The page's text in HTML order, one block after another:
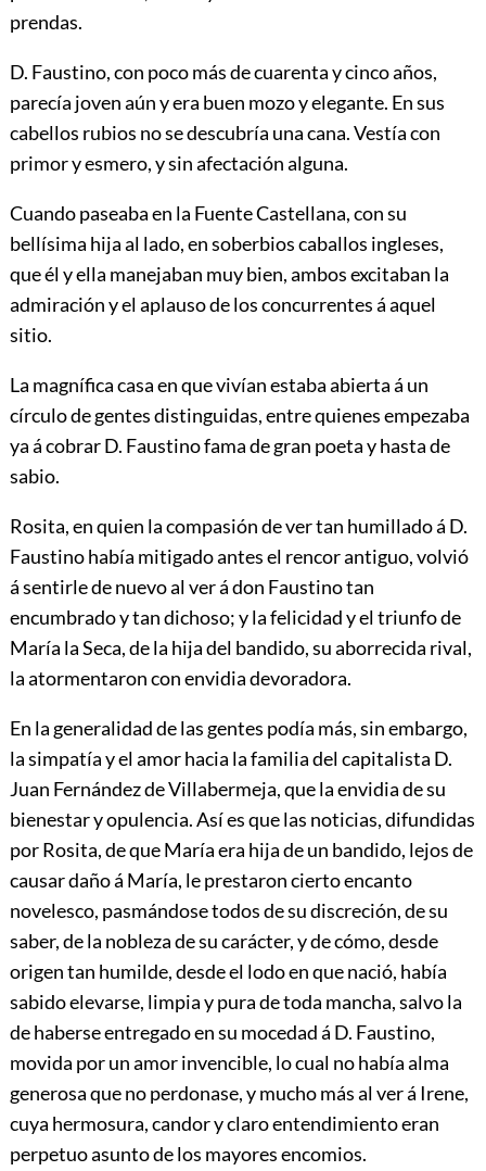
prendas.
D. Faustino, con poco más de cuarenta y cinco años,
parecía joven aún y era buen mozo y elegante. En sus
cabellos rubios no se descubría una cana. Vestía con
primor y esmero, y sin afectación alguna.
Cuando paseaba en la Fuente Castellana, con su
bellísima hija al lado, en soberbios caballos ingleses,
que él y ella manejaban muy bien, ambos excitaban la
admiración y el aplauso de los concurrentes á aquel
sitio.
La magnífica casa en que vivían estaba abierta á un
círculo de gentes distinguidas, entre quienes empezaba
ya á cobrar D. Faustino fama de gran poeta y hasta de
sabio.
Rosita, en quien la compasión de ver tan humillado á D.
Faustino había mitigado antes el rencor antiguo, volvió
á sentirle de nuevo al ver á don Faustino tan
encumbrado y tan dichoso; y la felicidad y el triunfo de
María la Seca, de la hija del bandido, su aborrecida rival,
la atormentaron con envidia devoradora.
En la generalidad de las gentes podía más, sin embargo,
la simpatía y el amor hacia la familia del capitalista D.
Juan Fernández de Villabermeja, que la envidia de su
bienestar y opulencia. Así es que las noticias, difundidas
por Rosita, de que Maríaera hija de un bandido, lejos de
causar daño á María, le prestaron cierto encanto
novelesco, pasmándose todos de su discreción, de su
saber, de la nobleza de su carácter, y de cómo, desde
origen tan humilde, desde el lodo en que nació, había
sabido elevarse, limpia y pura de toda mancha, salvo la
de haberse entregado en su mocedad á D. Faustino,
movida por un amor invencible, lo cual no había alma
generosa que no perdonase, y mucho más al ver á Irene,
cuya hermosura, candor y claro entendimiento eran
perpetuo asunto de los mayores encomios.